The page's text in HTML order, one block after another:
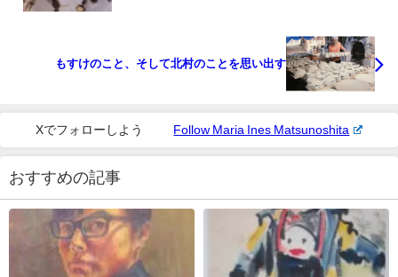
もすけのこと、そして北村のことを思い出す
Xでフォローしよう Follow Maria Ines Matsunoshita
おすすめの記事